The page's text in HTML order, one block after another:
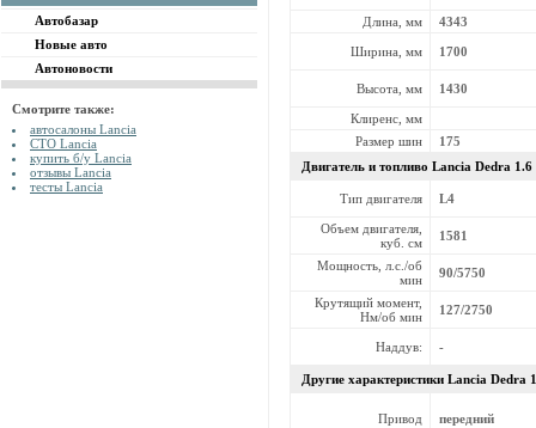
Автобазар
Новые авто
Автоновости
Смотрите также:
автосалоны Lancia
СТО Lancia
купить б/у Lancia
отзывы Lancia
тесты Lancia
Длина, мм 4343
Ширина, мм 1700
Высота, мм 1430
Клиренс, мм
Размер шин
175
Двигатель и топливо Lancia Dedra 1.6
Тип двигателя L4
Объем двигателя,
куб. см
1581
Мощность, л.с./об
мин
90/5750
Крутящий момент,
Нм/об мин
127/2750
Наддув: -
Другие характеристики Lancia Dedra
Привод передний